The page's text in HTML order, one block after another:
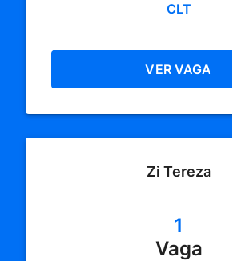
CLT
VER VAGA
Zi Tereza
1
Vaga